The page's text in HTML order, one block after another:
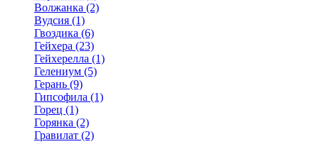
Волжанка (2)
Вудсия (1)
Гвоздика (6)
Гейхера (23)
Гейхерелла (1)
Гелениум (5)
Герань (9)
Гипсофила (1)
Горец (1)
Горянка (2)
Гравилат (2)